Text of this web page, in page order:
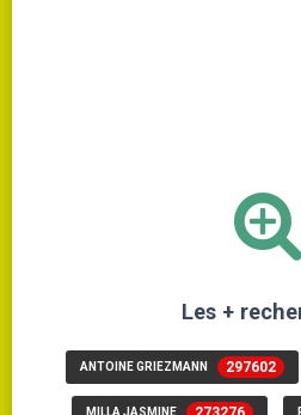
Les +
ANTOINE GRIEZMANN 297602
MILLA JASMINE